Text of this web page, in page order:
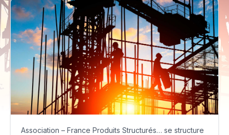
Association – France Produits Structurés… se structure